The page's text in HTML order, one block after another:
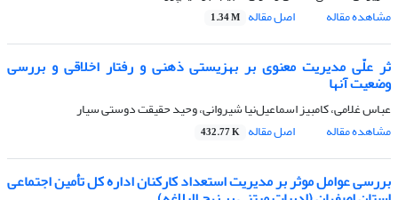
مشاهده مقاله
اصل مقاله 1.34 M
ثر علّی مدیریت معنوی بر بهزیستی ذهنی و رفتار اخلاقی و بررسی
وضعیت آنها
عباس غلامی، کامبیز اسماعیل‌نیا شیروانی، وحید حقیقت دوستی سیار
مشاهده مقاله
اصل مقاله 432.77 K
بررسی عوامل موثر بر مدیریت استعداد کارکنان اداره کل تأمین اجتماعی